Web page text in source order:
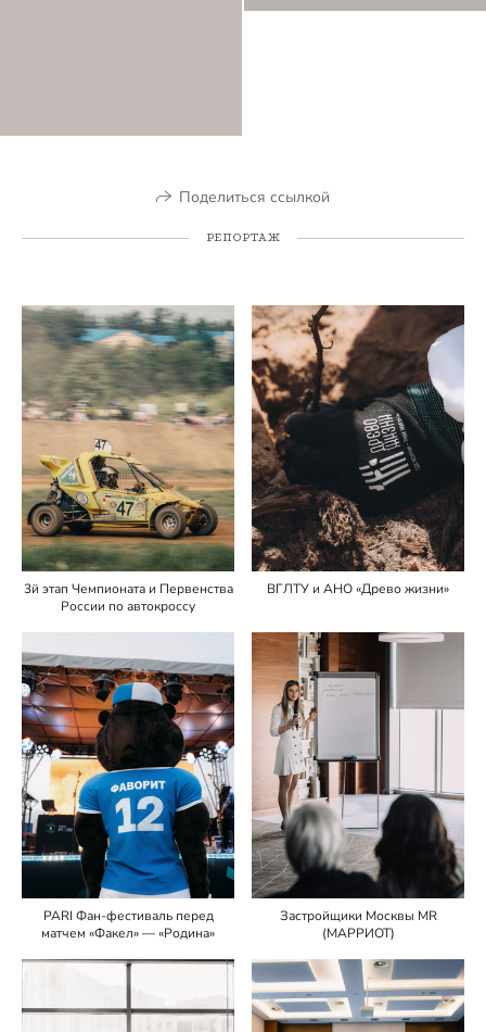
Поделиться ссылкой
РЕПОРТАЖ
3й этап Чемпионата и Первенства
России по автокроссу
ВГЛТУ и АНО «Древо жизни»
PARI Фан-фестиваль перед
матчем «Факел» — «Родина»
Застройщики Москвы MR
(МАРРИОТ)